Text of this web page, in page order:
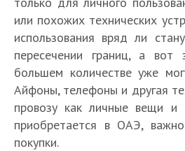
или похожих технических
использования вряд ли
пересечении границ, а вот
большем количестве уже
Айфоны, телефоны и другая
провозу как личные вещи и
приобретается в ОАЭ,
покупки.